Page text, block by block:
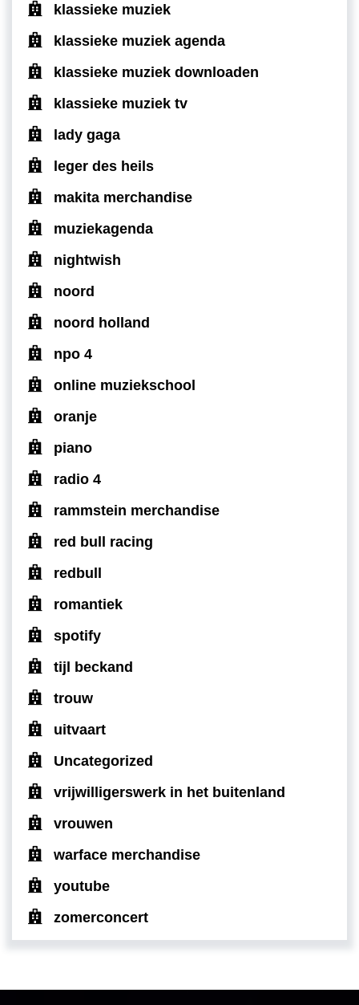
klassieke muziek
klassieke muziek agenda
klassieke muziek downloaden
klassieke muziek tv
lady gaga
leger des heils
makita merchandise
muziekagenda
nightwish
noord
noord holland
npo 4
online muziekschool
oranje
piano
radio 4
rammstein merchandise
red bull racing
redbull
romantiek
spotify
tijl beckand
trouw
uitvaart
Uncategorized
vrijwilligerswerk in het buitenland
vrouwen
warface merchandise
youtube
zomerconcert